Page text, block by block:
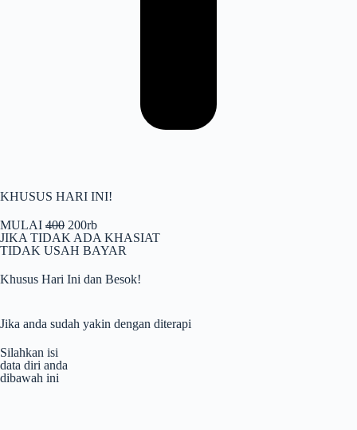
KHUSUS HARI INI!
MULAI 400 200rb
JIKA TIDAK ADA KHASIAT
TIDAK USAH BAYAR
Khusus Hari Ini dan Besok!
Jika anda sudah yakin dengan diterapi
Silahkan isi
data diri anda
dibawah ini